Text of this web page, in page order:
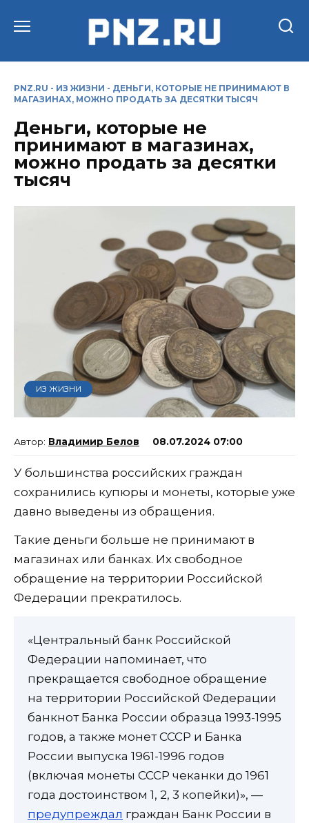
PNZ.RU - ИЗ ЖИЗНИ - ДЕНЬГИ, КОТОРЫЕ НЕ ПРИНИМАЮТ В
МАГАЗИНАХ, МОЖНО ПРОДАТЬ ЗА ДЕСЯТКИ ТЫСЯЧ
Деньги, которые не
принимают в магазинах,
можно продать за десятки
тысяч
ИЗ ЖИЗНИ
Владимир Белов 08.07.2024 07:00
У большинства российских граждан
сохранились купюры и монеты, которые уже
давно выведены из обращения.
Такие деньги больше не принимают в
магазинах или банках. Их свободное
обращение на территории Российской
Федерации прекратилось.
«Центральный банк Российской
Федерации напоминает, что
прекращается свободное обращение
на территории Российской Федерации
банкнот Банка России образца 1993-1995
годов, а также монет СССР и Банка
России выпуска 1961-1996 годов
(включая монеты СССР чеканки до 1961
года достоинством 1, 2, 3 копейки)», —
предупреждал граждан Банк России в